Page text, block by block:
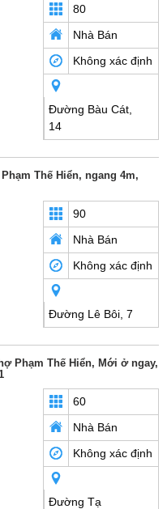
80
Nhà Bán
Không xác định
Đường Bàu Cát,
14
Thế Hiển, ngang 4m,
90
Nhà Bán
Không xác định
Đường Lê Bôi, 7
Phạm Thế Hiển, Mới ở ngay,
60
Nhà Bán
Không xác định
Đường Tạ